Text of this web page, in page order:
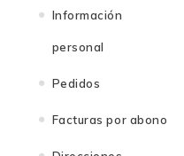
Información
personal
Pedidos
Facturas por abono